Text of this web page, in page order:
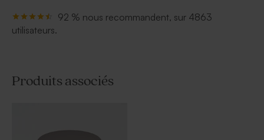
92 % nous recommandent, sur 4863
utilisateurs.
Produits associés